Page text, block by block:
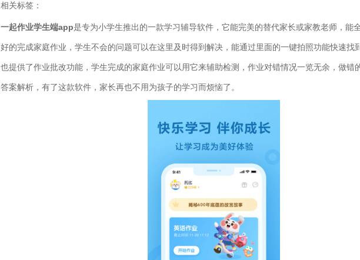
相关标签：
一起作业学生端app是专为小学生推出的一款学习辅导软件，它能完美的替代家长或家教老师，能
好的完成家庭作业，学生不会的问题可以在这里及时得到解决，能通过里面的一键拍照功能快速找
也提供了作业批改功能，学生完成的家庭作业可以用它来辅助检测，作业对错情况一览无余，做错
答案解析，有了这款软件，家长再也不用为孩子的学习而烦恼了。